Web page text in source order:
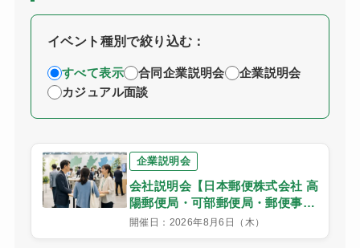
イベント種別で絞り込む：
すべて表示 合同企業説明会
企業説明会
カジュアル面談
企業説明会
会社説明会【日本郵便株式会社 高
陽郵便局・可部郵便局・郵便事業
総本部中国支社】
開催日：2026年8月6日（木）